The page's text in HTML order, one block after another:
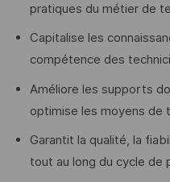
pratiques du métier de
Capitalise les
compétence des
Améliore les supports
optimise les moyens de
Garantit la qualité, la
tout au long du cycle de